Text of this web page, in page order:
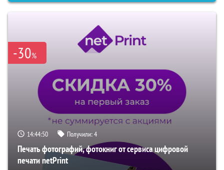
-30%
14:44:49 Получили:4
Печать фотографий, фотокниг от сервиса цифровой
печати netPrint